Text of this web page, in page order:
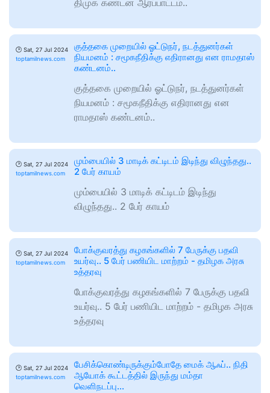
திமுக கண்டன ஆர்ப்பாட்டம்..
🕑 Sat, 27 Jul 2024
toptamilnews.com
குத்தகை முறையில் ஓட்டுநர், நடத்துனர்கள்
நியமனம் : சமூகநீதிக்கு எதிரானது என ராமதாஸ்
கண்டனம்..
குத்தகை முறையில் ஓட்டுநர், நடத்துனர்கள்
நியமனம் : சமூகநீதிக்கு எதிரானது என
ராமதாஸ் கண்டனம்..
🕑 Sat, 27 Jul 2024
toptamilnews.com
மும்பையில் 3 மாடிக் கட்டிடம் இடிந்து விழுந்தது..
2 பேர் காயம்
மும்பையில் 3 மாடிக் கட்டிடம் இடிந்து
விழுந்தது.. 2 பேர் காயம்
🕑 Sat, 27 Jul 2024
toptamilnews.com
போக்குவரத்து கழகங்களில் 7 பேருக்கு பதவி
உயர்வு.. 5 பேர் பணியிட மாற்றம் - தமிழக அரசு
உத்தரவு
போக்குவரத்து கழகங்களில் 7 பேருக்கு பதவி
உயர்வு.. 5 பேர் பணியிட மாற்றம் - தமிழக அரசு
உத்தரவு
🕑 Sat, 27 Jul 2024
toptamilnews.com
பேசிக்கொண்டிருக்கும்போதே மைக் ஆஃப்.. நிதி
ஆயோக் கூட்டத்தில் இருந்து மம்தா
வெளிநடப்பு...